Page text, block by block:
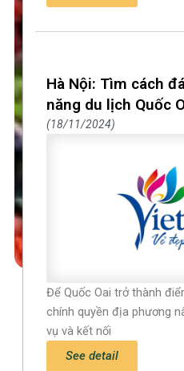
Hà Nội: Tìm cách
năng du lịch Quốc
18/11/2024
Để Quốc Oai trở thành
chính quyền địa phương
vụ và kết nối
See detail